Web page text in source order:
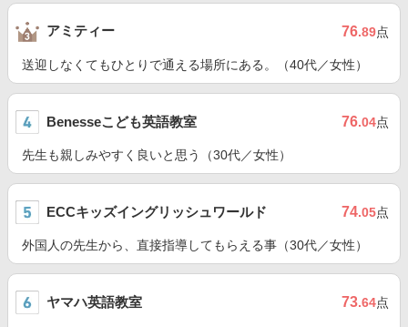
アミティー 76.89点
送迎しなくてもひとりで通える場所にある。（40代／女性）
Benesseこども英語教室 76.04点
先生も親しみやすく良いと思う（30代／女性）
ECCキッズイングリッシュワールド 74.05点
外国人の先生から、直接指導してもらえる事（30代／女性）
ヤマハ英語教室 73.64点